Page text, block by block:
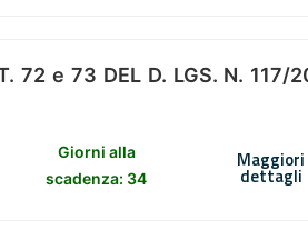
72 e 73 DEL D. LGS. N. 117/
Giorni alla
scadenza: 34
Maggiori
dettagli